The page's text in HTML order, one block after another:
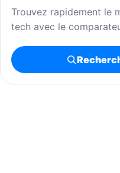
Trouvez rapidement le
tech avec le